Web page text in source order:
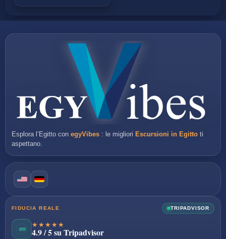
Esplora l’Egitto con egyVibes : le migliori Escursioni in Egitto ti
aspettano.
FIDUCIA REALE TRIPADVISOR
★★★★★
4.9 / 5 su Tripadvisor